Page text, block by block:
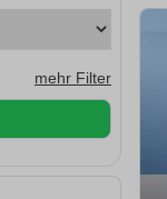
mehr Filter